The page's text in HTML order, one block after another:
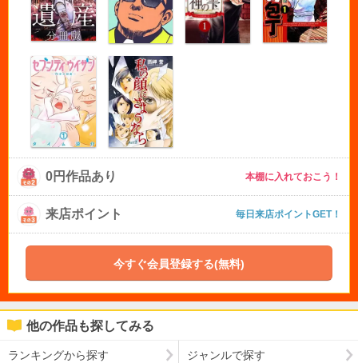
0円作品あり 本棚に入れておこう！
来店ポイント 毎日来店ポイントGET！
今すぐ会員登録する(無料)
他の作品も探してみる
ランキングから探す ジャンルで探す